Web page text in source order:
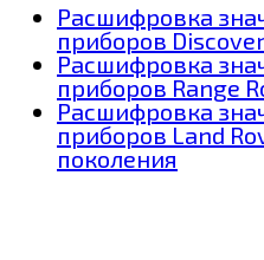
Расшифровка
приборов
Расшифровка
приборов Range
Расшифровка
приборов Land
поколения